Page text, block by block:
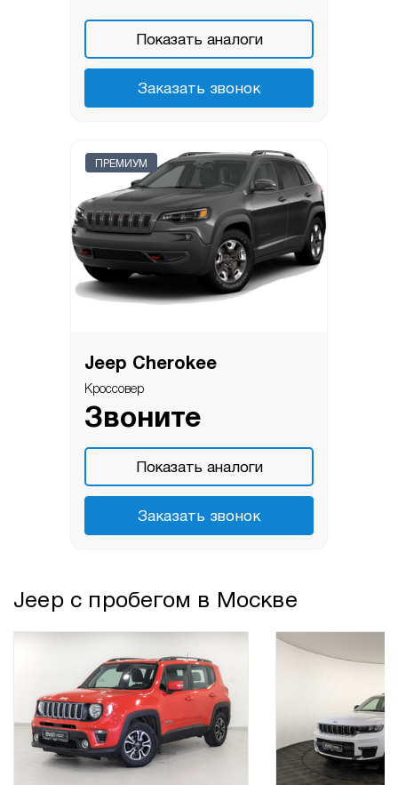
Показать аналоги
Заказать звонок
ПРЕМИУМ
Jeep Cherokee
Кроссовер
Звоните
Показать аналоги
Заказать звонок
Jeep с пробегом в Москве